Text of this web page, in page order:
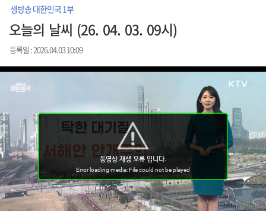
생방송 대한민국 1부
오늘의 날씨 (26. 04. 03. 09시)
등록일 : 2026.04.03 10:09